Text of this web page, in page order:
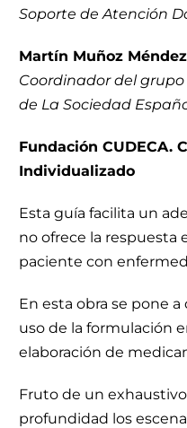
Soporte de Atención
Martín Muñoz Méndez
Coordinador del
de La Sociedad
Fundación CUDECA.
Individualizado
Esta guía facilita un
no ofrece la respuesta
paciente con
En esta obra se pone
uso de la formulación
elaboración de
Fruto de un
profundidad los